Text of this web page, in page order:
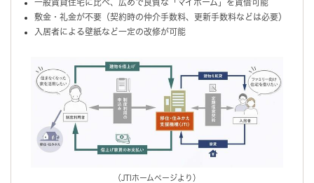
一般賃貸住宅に比べ、広めで良質な「マイホーム」を賃借可能
敷金・礼金が不要（契約時の仲介手数料、更新手数料などは必要）
入居者による壁紙など一定の改修が可能
（JTIホームページより）